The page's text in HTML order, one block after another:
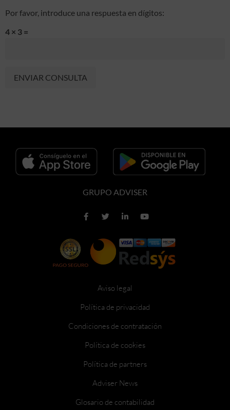
Por favor, introduce una respuesta en dígitos:
4 × 3 =
GRUPO ADVISER
Aviso legal
Política de privacidad
Condiciones de contratación
Política de cookies
Política de partners
Adviser News
Glosario de contabilidad